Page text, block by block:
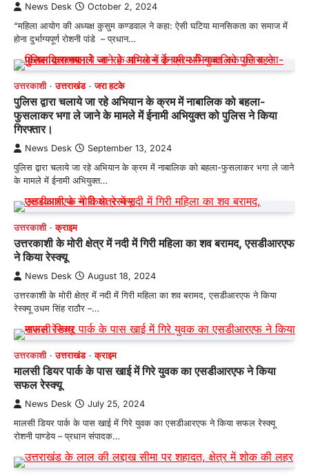
News Desk October 2, 2024
“महिला आयोग की अध्यक्ष कुसुम कण्डवाल ने कहा: ऐसी घटिया मानसिकता का समाज में
होना दुर्भाग्यपूर्ण रोशनी पांडे – प्रधान…
उत्तरकाशी उत्तराखंड जरा हटके
पुलिस द्वारा चलाये जा रहे अभियान के क्रम में नाबालिक को बहला-
फुसलाकर भगा ले जाने के मामले में ईनामी अभियुक्त को पुलिस ने किया
गिरफ्तार।
News Desk September 13, 2024
पुलिस द्वारा चलाये जा रहे अभियान के क्रम में नाबालिक को बहला-फुसलाकर भगा ले जाने
के मामले में ईनामी अभियुक्त…
उत्तरकाशी क्राइम
उत्तरकाशी के मोरी क्षेत्र में नदी में गिरी महिला का शव बरामद, एसडीआरएफ
ने किया रेस्क्यू
News Desk August 18, 2024
उत्तरकाशी के मोरी क्षेत्र में नदी में गिरी महिला का शव बरामद, एसडीआरएफ ने किया
रेस्क्यू उधम सिंह राठौर –…
उत्तरकाशी उत्तराखंड क्राइम
मालसी डियर पार्क के पास खाई में गिरे युवक का एसडीआरएफ ने किया
सफल रेस्क्यू
News Desk July 25, 2024
मालसी डियर पार्क के पास खाई में गिरे युवक का एसडीआरएफ ने किया सफल रेस्क्यू
रोशनी पाण्डेय – प्रधान संपादक…